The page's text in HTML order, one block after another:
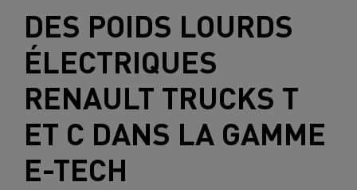
DES POIDS LOURDS
ÉLECTRIQUES
RENAULT TRUCKS T
ET C DANS LA GAMME
E-TECH